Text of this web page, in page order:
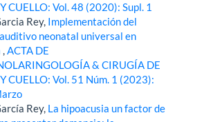
CUELLO: Vol. 48 (2020): Supl. 1
Rey, Implementación del
neonatal universal en
,ACTA DE
& CIRUGÍA DE
CUELLO: Vol. 51 Núm. 1 (2023):
Rey, La hipoacusia un factor de